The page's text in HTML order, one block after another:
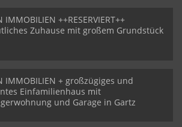
IMMOBILIEN ++RESERVIERT++
Zuhause mit großem Grundstück
IMMOBILIEN + großzügiges und
Einfamilienhaus mit
und Garage in Gartz